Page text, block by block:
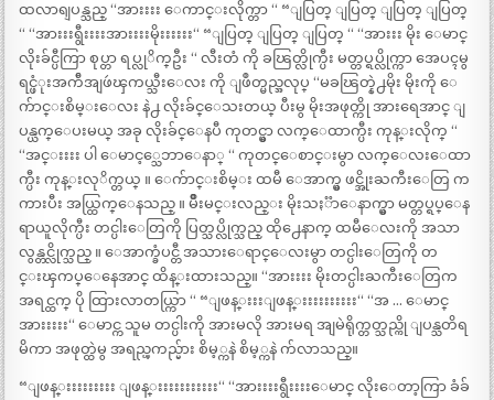
ထလာရျပန္သည္ “အားးးး ေကာင္းလိုက္တာ “ “ျပြတ္ ျပြတ္ ျပြတ္ ျပြတ္
“ “အားးးရွီးးးးအားးးးမိုးးးးးး“ “ျပြတ္ ျပြတ္ ျပြတ္ “ “အားးး မိုး ေမာင္
လိုးခ်င္ပီကြာ စုပ္တာ ရပ္လုိက္ဦး “ လီးတံ ကို ခၽြတ္လိုက္ပီး မတ္တပ္ရပ္လိုက္ကာ အေပၚမွ
ရင္ဖံုးအက်ီအျဖဴၾကယ္သီးေလး ကို ျဖဳတ္မည္အလုပ္ “မခၽြတ္နဲ႕မိုး မိုးကို ေ
က်ာင္းစိမ္းေလး နဲ႕ လိုးခ်င္ေသးတယ္ ပီးမွ မိုးအဖုတ္ကို အားရေအာင္ ျ
ပန္ယက္ေပးမယ္ အခု လိုးခ်င္ေနပီ ကုတင္မွာ လက္ေထာက္ပီး ကုန္းလိုက္ “
“အင္းးးး ပါ ေမာင့္သေဘာေနာ္ “ ကုတင္ေစာင္းမွာ လက္ေလးေထာ
က္ပီး ကုန္းလုိက္တယ္ ။ ေက်ာင္းစိမ္း ထမီ ေအာက္မွ ဖင္အိုးႀကီးေတြ က
ကားပီး အယ္ထြက္ေနသည္ ။ မ်ိဳးမင္းလည္း မိုးသႏၱာေနာက္မွာ မတ္တပ္ရပ္ေန
ရာယူလိုက္ပီး တင္ပါးေတြကို ပြတ္သပ္လိုက္သည္ ထို႕ေနာက္ ထမီေလးကို အသာ
လွန္တင္လိုက္သည္ ။ ေအာက္ခံပင္တီ အသားေရာင္ေလးမွာ တင္ပါးေတြကို တ
င္းၾကပ္ေနေအာင္ ထိန္းထားသည္။ “အားးးး မိုးတင္ပါးႀကီးေတြက
အရင္ထက္ ပို ထြားလာတယ္ကြာ “ “ျဖန္းးးျဖန္းးးးးးးးးး“ “အ … ေမာင္
အားးးးး“ ေမာင္က သူမ တင္ပါးကို အားမလို အားမရ အျမဲရိုက္တတ္သည္ကို ျပန္သတိရ
မိကာ အဖုတ္ထဲမွ အရည္ၾကည္မ်ား စိမ့္ကနဲ စိမ့္ကနဲ က်လာသည္။
“ျဖန္းးးးးးးးး ျဖန္းးးးးးးးးးး“ “အားးးးရွီးးးးေမာင္ လိုးေတာ့ကြာ ခံခ်